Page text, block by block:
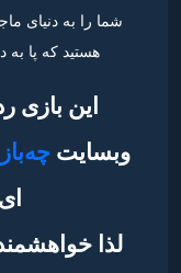
شما را به دنیای
هستید که پا به
وبسایت
لذا